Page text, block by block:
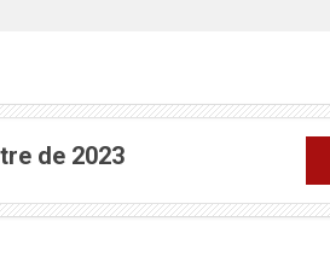
de 2023(abre em nova